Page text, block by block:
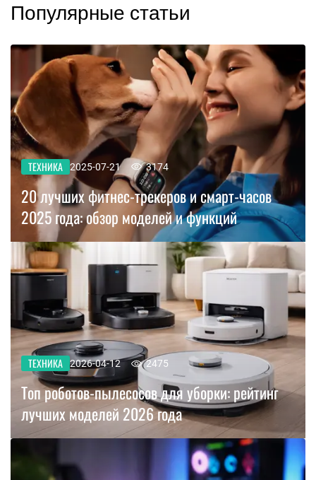
Популярные статьи
ТЕХНИКА 2025-07-21 3174
20 лучших фитнес-трекеров и смарт-часов
2025 года: обзор моделей и функций
ТЕХНИКА 2026-04-12 2475
Топ роботов-пылесосов для уборки: рейтинг
лучших моделей 2026 года